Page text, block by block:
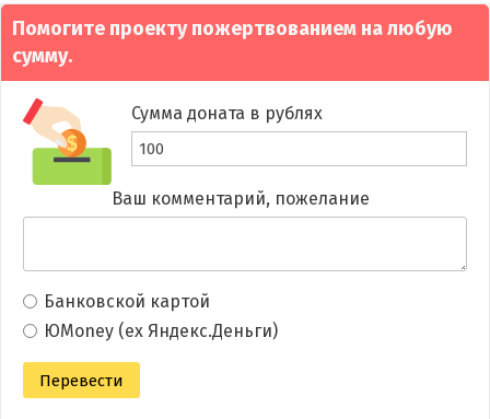
Помогите проекту пожертвованием на любую
сумму.
Сумма доната в рублях
Ваш комментарий, пожелание
Банковской картой
ЮMoney (ex Яндекс.Деньги)